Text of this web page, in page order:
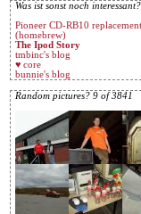
Was ist sonst noch interessant?
Pioneer CD-RB10 replacement
(homebrew)
The Ipod Story
tmbinc's blog
♥ core
bunnie's blog
Random pictures? 9 of 3841